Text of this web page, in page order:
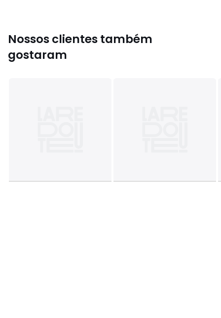
Cores
Azul-tinta, Praliné, Tabaco, Grená, Verde-acinzentado,
Nossos clientes também
gostaram